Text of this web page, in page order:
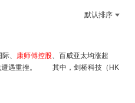
默认排序
、 康师傅控股、百威亚太均涨超
遭遇重挫。 其中，剑桥科技（HK